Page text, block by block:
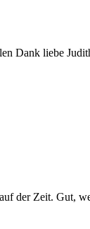
Dank liebe
der Zeit. Gut,